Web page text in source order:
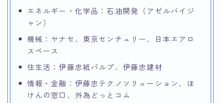
エネルギー・化学品：石油開発（アゼルバイジ
ャン）
機械：ヤナセ、東京センチュリー、日本エアロ
スペース
住生活：伊藤忠紙パルプ、伊藤忠建材
情報・金融：伊藤忠テクノソリューション、ほ
けんの窓口、外為どっとコム